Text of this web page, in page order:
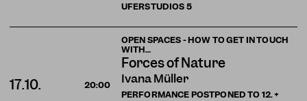
UFERSTUDIOS5
OPEN SPACES - HOW TO GET IN TOUCH
WITH…
Forces of Nature
Ivana Müller
PERFORMANCE POSTPONED TO 12. +
17.10. 20:00